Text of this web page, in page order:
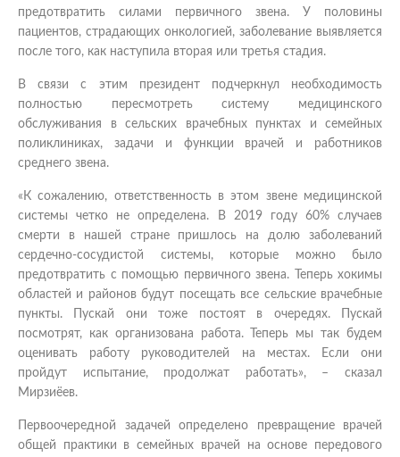
предотвратить силами первичного звена. У половины
пациентов, страдающих онкологией, заболевание выявляется
после того, как наступила вторая или третья стадия.
В связи с этим президент подчеркнул необходимость
полностью пересмотреть систему медицинского
обслуживания в сельских врачебных пунктах и семейных
поликлиниках, задачи и функции врачей и работников
среднего звена.
«К сожалению, ответственность в этом звене медицинской
системы четко не определена. В 2019 году 60% случаев
смерти в нашей стране пришлось на долю заболеваний
сердечно-сосудистой системы, которые можно было
предотвратить с помощью первичного звена. Теперь хокимы
областей и районов будут посещать все сельские врачебные
пункты. Пускай они тоже постоят в очередях. Пускай
посмотрят, как организована работа. Теперь мы так будем
оценивать работу руководителей на местах. Если они
пройдут испытание, продолжат работать», – сказал
Мирзиёев.
Первоочередной задачей определено превращение врачей
общей практики в семейных врачей на основе передового